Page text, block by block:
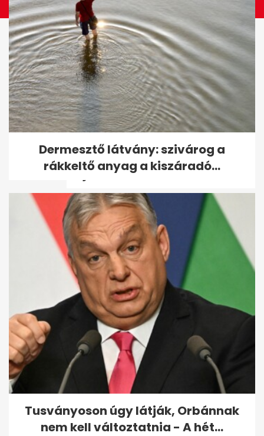
98 éves Benedek Gábor, a
legidősebb magyar olimpiai
bajnok - volt,...
Karácsony: Az olimpiához új
alapokra kell helyezni
Budapest és a...
Dermesztő látvány: szivárog a
rákkeltő anyag a kiszáradó...
Tusványoson úgy látják, Orbánnak
nem kell változtatnia - A hét...